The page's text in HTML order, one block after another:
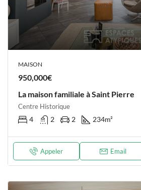
MAISON
950,000€
La maison familiale à Saint Pierre
Centre Historique
4 2 2 234m²
Appeler Email